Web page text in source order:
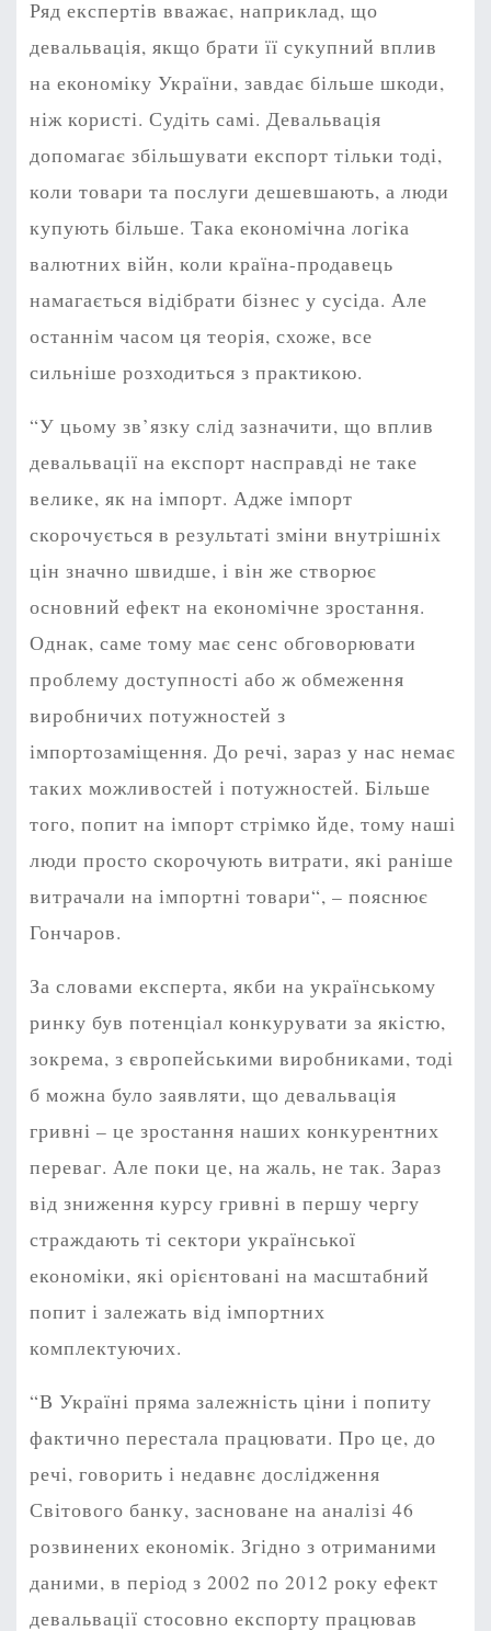
Ряд експертів вважає, наприклад, що
девальвація, якщо брати її сукупний вплив
на економіку України, завдає більше шкоди,
ніж користі. Судіть самі. Девальвація
допомагає збільшувати експорт тільки тоді,
коли товари та послуги дешевшають, а люди
купують більше. Така економічна логіка
валютних війн, коли країна-продавець
намагається відібрати бізнес у сусіда. Але
останнім часом ця теорія, схоже, все
сильніше розходиться з практикою.
“У цьому зв’язку слід зазначити, що вплив
девальвації на експорт насправді не таке
велике, як на імпорт. Адже імпорт
скорочується в результаті зміни внутрішніх
цін значно швидше, і він же створює
основний ефект на економічне зростання.
Однак, саме тому має сенс обговорювати
проблему доступності або ж обмеження
виробничих потужностей з
імпортозаміщення. До речі, зараз у нас немає
таких можливостей і потужностей. Більше
того, попит на імпорт стрімко йде, тому наші
люди просто скорочують витрати, які раніше
витрачали на імпортні товари“, – пояснює
Гончаров.
За словами експерта, якби на українському
ринку був потенціал конкурувати за якістю,
зокрема, з європейськими виробниками, тоді
б можна було заявляти, що девальвація
гривні – це зростання наших конкурентних
переваг. Але поки це, на жаль, не так. Зараз
від зниження курсу гривні в першу чергу
страждають ті сектори української
економіки, які орієнтовані на масштабний
попит і залежать від імпортних
комплектуючих.
“В Україні пряма залежність ціни і попиту
фактично перестала працювати. Про це, до
речі, говорить і недавнє дослідження
Світового банку, засноване на аналізі 46
розвинених економік. Згідно з отриманими
даними, в період з 2002 по 2012 року ефект
девальвації стосовно експорту працював